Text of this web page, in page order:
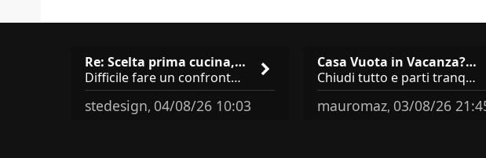
Re: Scelta prima cucina, Modu…
Difficile fare un confronto! Da Veneta hai aggiunto i pensili a tutta altezza e una colonna dispensa da 30, che da soli
stedesign, 04/08/26 10:03
Casa Vuota in Vacanza? I 3 Er…
Chiudi tutto e parti tranquillo? Sbagliato. Ci sono 3 comportamenti che dicono ai ladri &quot;sono via per due settimane
mauromaz, 03/08/26